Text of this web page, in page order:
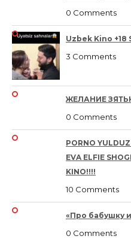
0 Comments
Uzbek Kino +18
3 Comments
ЖЕЛАНИЕ
0 Comments
PORNO
EVA ELFIE
KINO!!!!
10 Comments
«Про бабушку
0 Comments